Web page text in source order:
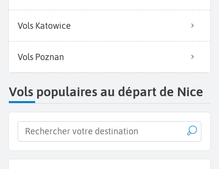
Vols Katowice
Vols Poznan
Vols populaires au départ de Nice